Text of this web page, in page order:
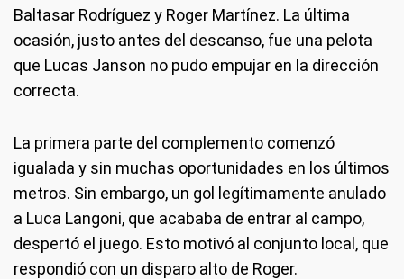
Baltasar Rodríguez y Roger Martínez. La última
ocasión, justo antes del descanso, fue una pelota
que Lucas Janson no pudo empujar en la dirección
correcta.
La primera parte del complemento comenzó
igualada y sin muchas oportunidades en los últimos
metros. Sin embargo, un gol legítimamente anulado
a Luca Langoni, que acababa de entrar al campo,
despertó el juego. Esto motivó al conjunto local, que
respondió con un disparo alto de Roger.